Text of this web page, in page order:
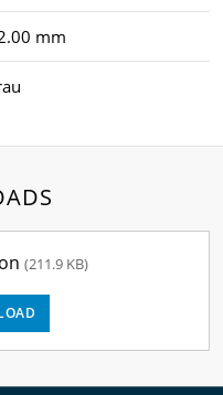
mm
(211.9 KB)